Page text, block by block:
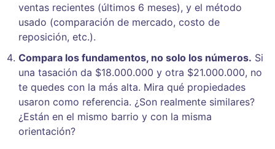
ventas recientes (últimos 6 meses), y el método
usado (comparación de mercado, costo de
reposición, etc.).
Compara los fundamentos, no solo los números. Si
una tasación da $18.000.000 y otra $21.000.000, no
te quedes con la más alta. Mira qué propiedades
usaron como referencia. ¿Son realmente similares?
¿Están en el mismo barrio y con la misma
orientación?